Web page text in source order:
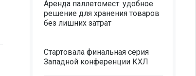
Аренда паллетомест: удобное
решение для хранения товаров
без лишних затрат
Стартовала финальная серия
Западной конференции КХЛ